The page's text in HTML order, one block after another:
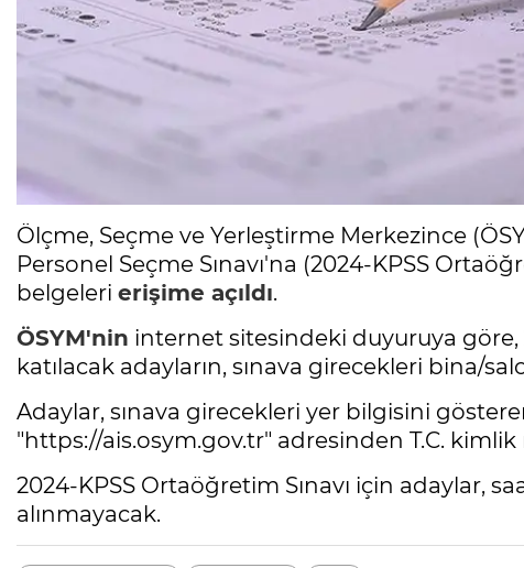
Ölçme, Seçme ve Yerleştirme Merkezince
Personel Seçme Sınavı'na (2024-KPSS
belgeleri erişime açıldı.
ÖSYM'nin internet sitesindeki duyuruya göre,
katılacak adayların, sınava girecekleri bina/
Adaylar, sınava girecekleri yer bilgisini
"https://ais.osym.gov.tr" adresinden T.C.
2024-KPSS Ortaöğretim Sınavı için adaylar,
alınmayacak.